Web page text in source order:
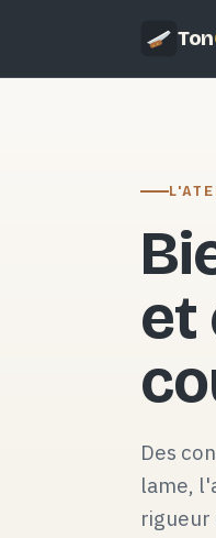
Ton
et
Des
lame,
rigueur